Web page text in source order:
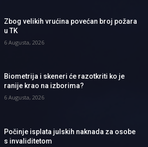
Zbog velikih vrućina povećan broj požara
u TK
6 Augusta, 2026
Biometrija i skeneri će razotkriti ko je
ranije krao na izborima?
6 Augusta, 2026
Počinje isplata julskih naknada za osobe
s invaliditetom